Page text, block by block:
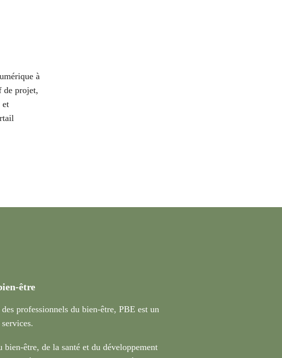
à
de projet,
et
être
professionnels du bien-être, PBE est un
être, de la santé et du développement